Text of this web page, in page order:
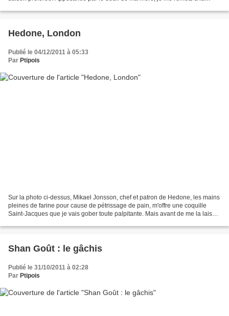
Hedone, London
Publié le 04/12/2011 à 05:33
Par Ptipois
Sur la photo ci-dessus, Mikael Jonsson, chef et patron de Hedone, les mains
pleines de farine pour cause de pétrissage de pain, m'offre une coquille
Saint-Jacques que je vais gober toute palpitante. Mais avant de me la laisser
Shan Goût : le gâchis
Publié le 31/10/2011 à 02:28
Par Ptipois